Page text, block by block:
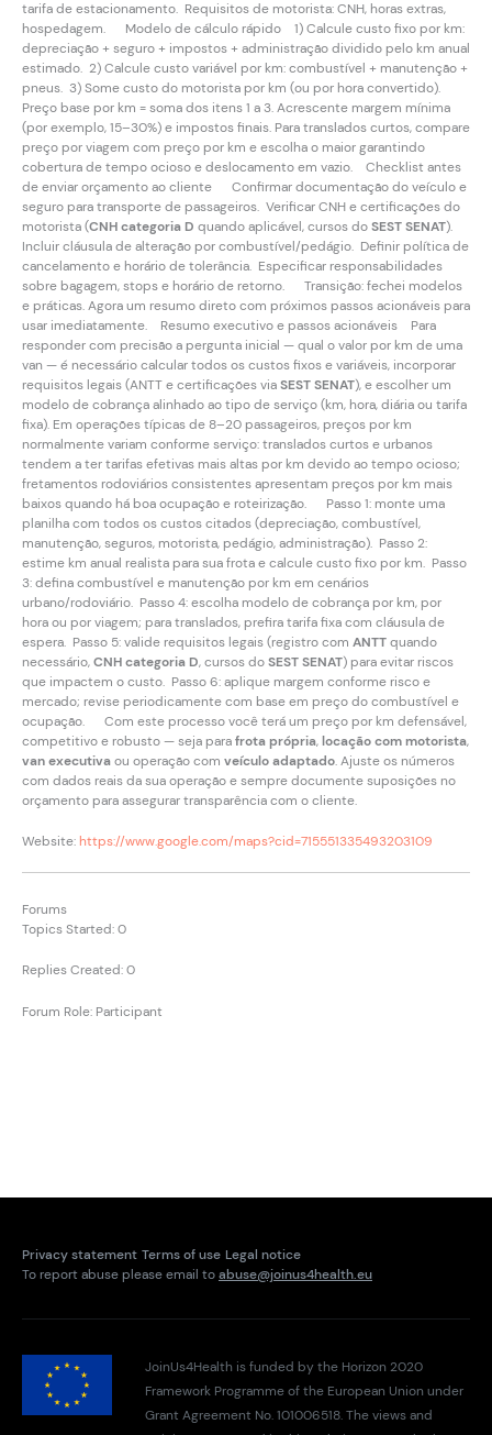
tarifa de estacionamento. Requisitos de motorista: CNH, horas extras,
hospedagem. Modelo de cálculo rápido 1) Calcule custo fixo por km:
depreciação + seguro + impostos + administração dividido pelo km anual
estimado. 2) Calcule custo variável por km: combustível + manutenção +
pneus. 3) Some custo do motorista por km (ou por hora convertido).
Preço base por km = soma dos itens 1 a 3. Acrescente margem mínima
(por exemplo, 15–30%) e impostos finais. Para translados curtos, compare
preço por viagem com preço por km e escolha o maior garantindo
cobertura de tempo ocioso e deslocamento em vazio. Checklist antes
de enviar orçamento ao cliente Confirmar documentação do veículo e
seguro para transporte de passageiros. Verificar CNH e certificações do
motorista (CNH categoria D quando aplicável, cursos doSEST SENAT).
Incluir cláusula de alteração por combustível/pedágio. Definir política de
cancelamento e horário de tolerância. Especificar responsabilidades
sobre bagagem, stops e horário de retorno. Transição: fechei modelos
e práticas. Agora um resumo direto com próximos passos acionáveis para
usar imediatamente. Resumo executivo e passos acionáveis Para
responder com precisão a pergunta inicial — qual o valor por km de uma
van — é necessário calcular todos os custos fixos e variáveis, incorporar
requisitos legais (ANTT e certificações viaSEST SENAT), e escolher um
modelo de cobrança alinhado ao tipo de serviço (km, hora, diária ou tarifa
fixa). Em operações típicas de 8–20 passageiros, preços por km
normalmente variam conforme serviço: translados curtos e urbanos
tendem a ter tarifas efetivas mais altas por km devido ao tempo ocioso;
fretamentos rodoviários consistentes apresentam preços por km mais
baixos quando há boa ocupação e roteirização. Passo 1: monte uma
planilha com todos os custos citados (depreciação, combustível,
manutenção, seguros, motorista, pedágio, administração). Passo 2:
estime km anual realista para sua frota e calcule custo fixo por km. Passo
3: defina combustível e manutenção por km em cenários
urbano/rodoviário. Passo 4: escolha modelo de cobrança por km, por
hora ou por viagem; para translados, prefira tarifa fixa com cláusula de
espera. Passo 5: valide requisitos legais (registro com ANTTquando
necessário,CNH categoria D, cursos doSEST SENAT) para evitar riscos
que impactem o custo. Passo 6: aplique margem conforme risco e
mercado; revise periodicamente com base em preço do combustível e
ocupação. Com este processo você terá um preço por km defensável,
competitivo e robusto — seja parafrota própria,locação com motorista,
van executivaou operação com veículo adaptado. Ajuste os números
com dados reais da sua operação e sempre documente suposições no
orçamento para assegurar transparência com o cliente.
Website:https://www.google.com/maps?cid=715551335493203109
Forums
Topics Started: 0
Replies Created: 0
Forum Role: Participant
Privacy statement Terms of use Legal notice
To report abuse please email toabuse@joinus4health.eu
JoinUs4Health is funded by the Horizon 2020
Framework Programme of the European Union under
Grant Agreement No. 101006518. The views and